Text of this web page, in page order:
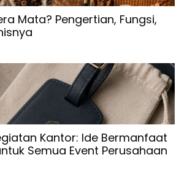
Mata? Pengertian, Fungsi,
Kantor: Ide Bermanfaat
Semua Event Perusahaan